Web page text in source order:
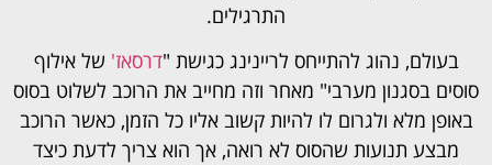
התרגילים.
בעולם, נהוג להתייחס לריינינג כגישת "דרסאז' של אילוף
סוסים בסגנון מערבי" מאחר וזה מחייב את הרוכב לשלוט בסוס
באופן מלא ולגרום לו להיות קשוב אליו כל הזמן, כאשר הרוכב
מבצע תנועות שהסוס לא רואה, אך הוא צריך לדעת כיצד